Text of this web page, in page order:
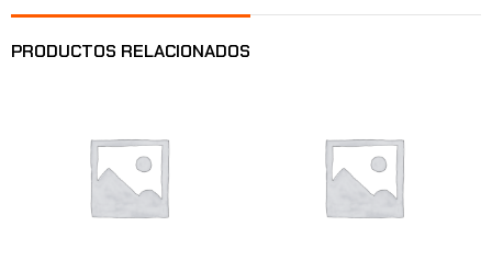
PRODUCTOS RELACIONADOS